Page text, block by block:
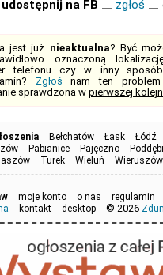
udostępnij na FB zgłoś
jest już nieaktualna? Być
oznaczoną
telefonu czy w inny
Zgłoś nam ten
sprawdzona w pierwszej
Bełchatów Łask Łódź
Pabianice Pajęczno
Turek Wieluń Wieruszów
moje konto o nas regulamin
kontakt desktop © 2026